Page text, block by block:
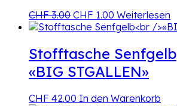
CHF3.00 Ursprünglicher
Preis
CHF 3.00
CHF 1.00 Aktueller
Preis
CHF 1.00.
Weiterlesen
Stofftasche Senfgelb
«BIG STGALLEN»
CHF 42.00 In den Warenkorb